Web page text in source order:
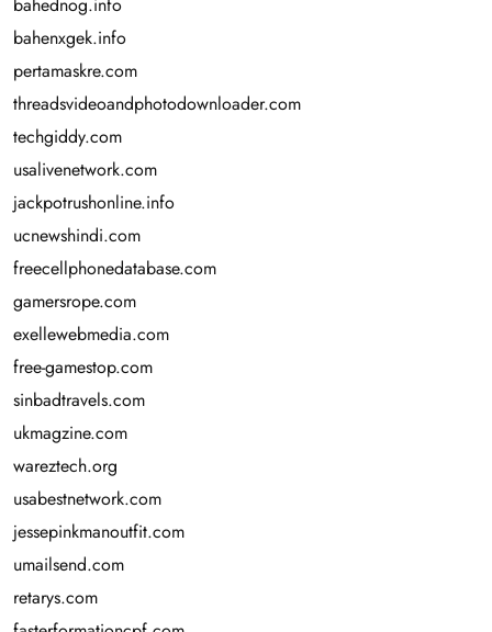
bahenxgek.info
pertamaskre.com
threadsvideoandphotodownloader.com
techgiddy.com
usalivenetwork.com
jackpotrushonline.info
ucnewshindi.com
freecellphonedatabase.com
gamersrope.com
exellewebmedia.com
free-gamestop.com
sinbadtravels.com
ukmagzine.com
wareztech.org
usabestnetwork.com
jessepinkmanoutfit.com
umailsend.com
retarys.com